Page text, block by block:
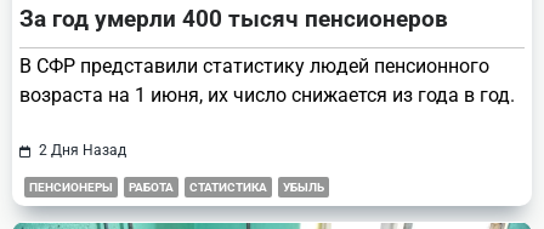
За год умерли 400 тысяч пенсионеров
В СФР представили статистику людей пенсионного
возраста на 1 июня, их число снижается из года в год.
2 Дня Назад
ПЕНСИОНЕРЫ РАБОТА СТАТИСТИКА УБЫЛЬ